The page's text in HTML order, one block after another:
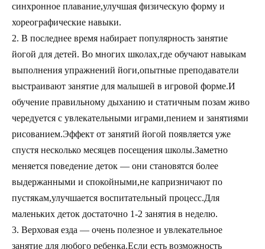
синхронное плавание,улучшая физическую форму и
хореографические навыки.
2. В последнее время набирает популярность занятие
йогой для детей. Во многих школах,где обучают навыкам
выполнения упражнений йоги,опытные преподаватели
выстраивают занятие для малышей в игровой форме.И
обучение правильному дыханию и статичным позам живо
чередуется с увлекательными играми,пением и занятиями
рисованием.Эффект от занятий йогой появляется уже
спустя несколько месяцев посещения школы.Заметно
меняется поведение деток — они становятся более
выдержанными и спокойными,не капризничают по
пустякам,улучшается воспитательный процесс.Для
маленьких деток достаточно 1-2 занятия в неделю.
3. Верховая езда — очень полезное и увлекательное
занятие для любого ребенка.Если есть возможность